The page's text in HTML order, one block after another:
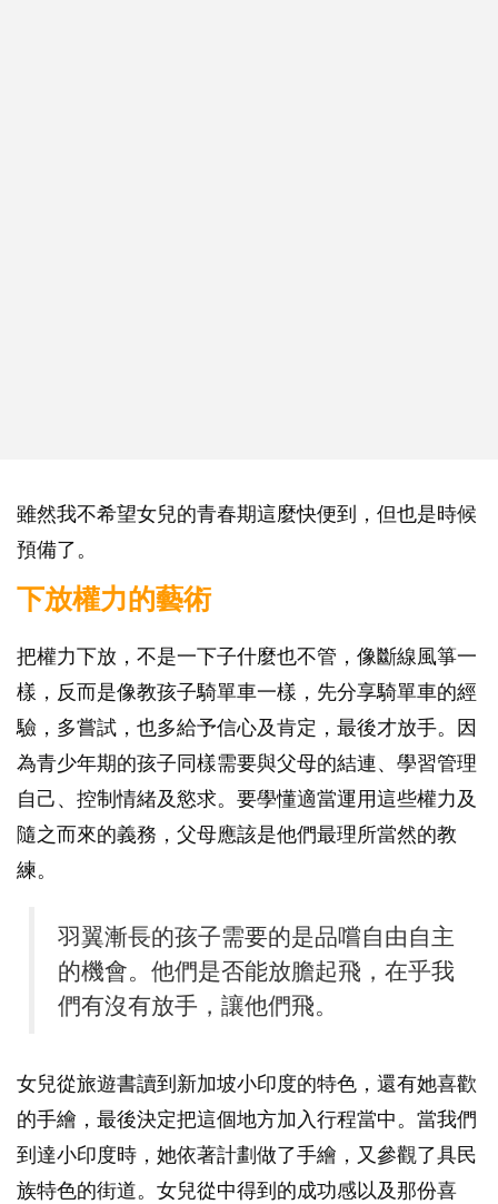
雖然我不希望女兒的青春期這麼快便到，但也是時候
預備了。
下放權力的藝術
把權力下放，不是一下子什麼也不管，像斷線風箏一
樣，反而是像教孩子騎單車一樣，先分享騎單車的經
驗，多嘗試，也多給予信心及肯定，最後才放手。因
為青少年期的孩子同樣需要與父母的結連、學習管理
自己、控制情緒及慾求。要學懂適當運用這些權力及
隨之而來的義務，父母應該是他們最理所當然的教
練。
羽翼漸長的孩子需要的是品嚐自由自主
的機會。他們是否能放膽起飛，在乎我
們有沒有放手，讓他們飛。
女兒從旅遊書讀到新加坡小印度的特色，還有她喜歡
的手繪，最後決定把這個地方加入行程當中。當我們
到達小印度時，她依著計劃做了手繪，又參觀了具民
族特色的街道。女兒從中得到的成功感以及那份喜